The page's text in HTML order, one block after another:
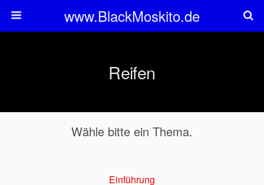
www.BlackMoskito.de
Reifen
Wähle bitte ein Thema.
Einführung